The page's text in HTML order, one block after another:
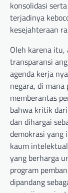
konsolidasi
terjadinya
kesejahteraan
Oleh karena
transparansi
agenda kerja
negara, di
memberantas
bahwa kritik
dan dihargai
demokrasi yang
kaum
yang berharga
program
dipandang